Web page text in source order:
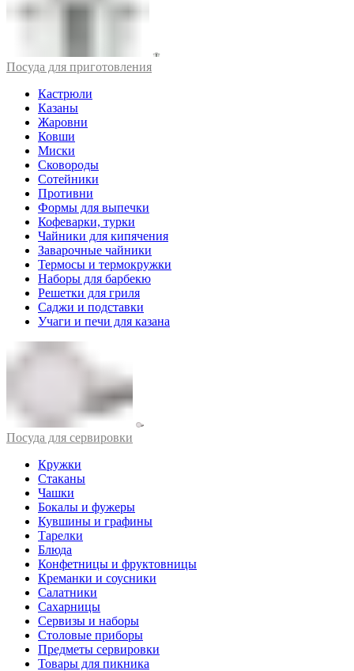
Посуда для приготовления
Кастрюли
Казаны
Жаровни
Ковши
Миски
Сковороды
Сотейники
Противни
Формы для выпечки
Кофеварки, турки
Чайники для кипячения
Заварочные чайники
Термосы и термокружки
Наборы для барбекю
Решетки для гриля
Саджи и подставки
Учаги и печи для казана
Посуда для сервировки
Кружки
Стаканы
Чашки
Бокалы и фужеры
Кувшины и графины
Тарелки
Блюда
Конфетницы и фруктовницы
Креманки и соусники
Салатники
Сахарницы
Сервизы и наборы
Столовые приборы
Предметы сервировки
Товары для пикника